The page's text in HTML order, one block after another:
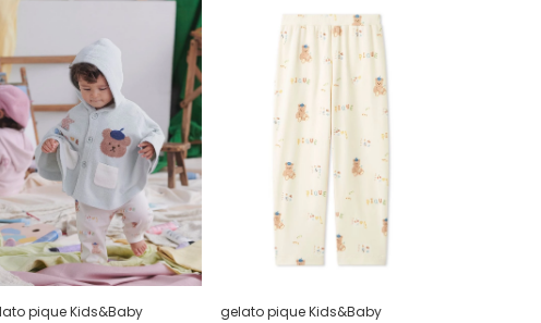
pique Kids&Baby
gelato pique Kids&Baby